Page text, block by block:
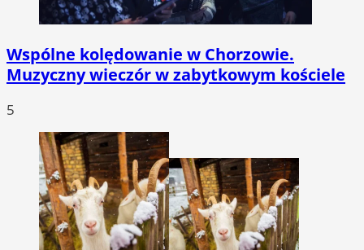
Wspólne kolędowanie w Chorzowie.
Muzyczny wieczór w zabytkowym kościele
5